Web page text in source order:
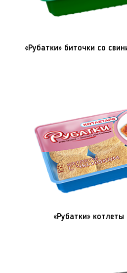
«Рубатки» биточки со
«Рубатки» котлеты